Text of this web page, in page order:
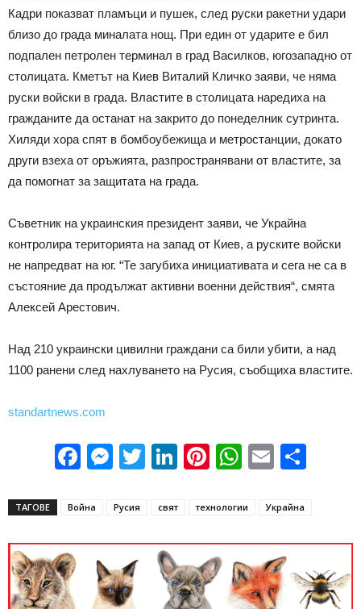
Кадри показват пламъци и пушек, след руски ракетни удари
близо до града миналата нощ. При един от ударите е бил
подпален петролен терминал в град Василков, югозападно от
столицата. Кметът на Киев Виталий Кличко заяви, че няма
руски войски в града. Властите в столицата наредиха на
гражданите да останат на закрито до понеделник сутринта.
Хиляди хора спят в бомбоубежища и метростанции, докато
други взеха от оръжията, разпространявани от властите, за
да помогнат за защитата на града.
Съветник на украинския президент заяви, че Украйна
контролира територията на запад от Киев, а руските войски
не напредват на юг. “Те загубиха инициативата и сега не са в
състояние да продължат активни военни действия“, смята
Алексей Арестович.
Над 210 украински цивилни граждани са били убити, а над
1100 ранени след нахлуването на Русия, съобщиха властите.
standartnews.com
Facebook
Messenger
Twitter
LinkedIn
Pinterest
WhatsApp
Email
ТАГОВЕ Война Русия свят технологии Украйна